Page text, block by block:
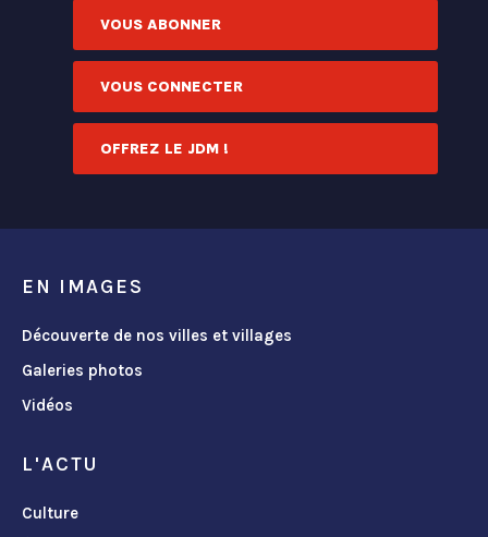
VOUS ABONNER
VOUS CONNECTER
OFFREZ LE JDM !
EN IMAGES
Découverte de nos villes et villages
Galeries photos
Vidéos
L'ACTU
Culture